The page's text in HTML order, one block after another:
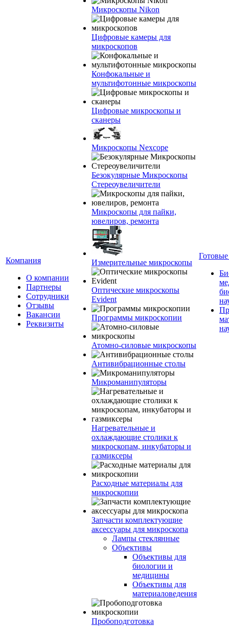
Компания
О компании
Партнеры
Сотрудники
Отзывы
Вакансии
Реквизиты
Микроскопы Nikon
Цифровые камеры для
микроскопов
Конфокальные и
мультифотонные микроскопы
Цифровые микроскопы и
сканеры
Микроскопы Nexcope
Безокулярные Микроскопы
Стереоувеличители
Микроскопы для пайки,
ювелиров, ремонта
Измерительные микроскопы
Оптические микроскопы
Evident
Программы микроскопии
Атомно-силовые микроскопы
Антивибрационные столы
Микроманипуляторы
Нагревательные и
охлаждающие столики к
микроскопам, инкубаторы и
газмиксеры
Расходные материалы для
микроскопии
Запчасти комплектующие
аксессуары для микроскопа
Лампы стеклянные
Объективы
Объективы для
биологии и
медицины
Объективы для
материаловедения
Пробоподготовка